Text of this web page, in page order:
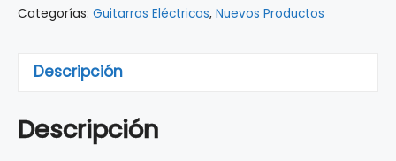
SUNSET
Categorías: Guitarras Eléctricas, Nuevos Productos
Descripción
Descripción